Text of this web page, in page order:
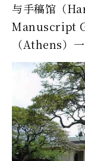
与手稿馆（
Manuscript
（Athens）